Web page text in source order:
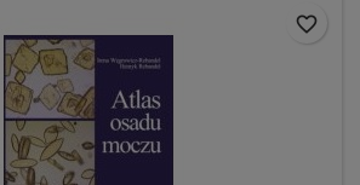
favorite_border